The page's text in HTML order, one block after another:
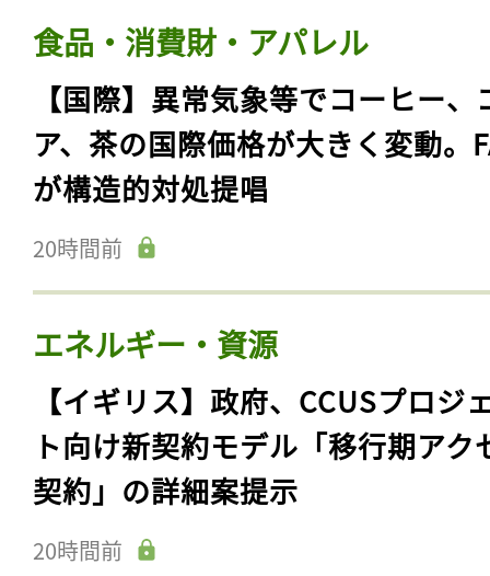
食品・消費財・アパレル
【国際】異常気象等でコーヒー、
ア、茶の国際価格が大きく変動。
が構造的対処提唱
20時間前
エネルギー・資源
【イギリス】政府、CCUSプロジ
ト向け新契約モデル「移行期アク
契約」の詳細案提示
20時間前